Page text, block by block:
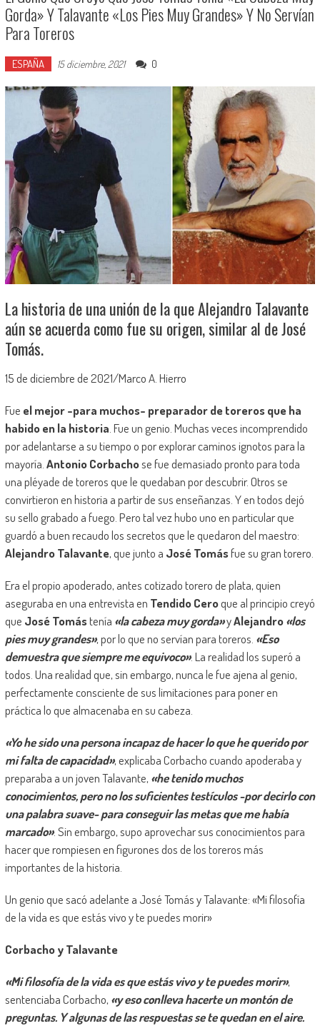
Gorda» Y Talavante «los Pies Muy Grandes» Y No Servían
Para Toreros
ESPAÑA 15 diciembre, 2021 0
La historia de una unión de la que Alejandro Talavante
aún se acuerda como fue su origen, similar al de José
Tomás.
15 de diciembre de 2021/Marco A. Hierro
Fue el mejor -para muchos- preparador de toreros que ha
habido en la historia . Fue un genio. Muchas veces incomprendido
por adelantarse a su tiempo o por explorar caminos ignotos para la
mayoría. Antonio Corbachose fue demasiado pronto para toda
una pléyade de toreros que le quedaban por descubrir. Otros se
convirtieron en historia a partir de sus enseñanzas. Y en todos dejó
su sello grabado a fuego. Pero tal vez hubo uno en particular que
guardó a buen recaudo los secretos que le quedaron del maestro:
Alejandro Talavante, que junto a José Tomásfue su gran torero.
Era el propio apoderado, antes cotizado torero de plata, quien
aseguraba en una entrevista en Tendido Ceroque al principio creyó
que José Tomástenía «la cabeza muy gorda»yAlejandro«los
pies muy grandes», por lo que no servían para toreros. «Eso
demuestra que siempre me equivoco». La realidad los superó a
todos. Una realidad que, sin embargo, nunca le fue ajena al genio,
perfectamente consciente de sus limitaciones para poner en
práctica lo que almacenaba en su cabeza.
«Yo he sido una persona incapaz de hacer lo que he querido por
mi falta de capacidad», explicaba Corbacho cuando apoderaba y
preparaba a un joven Talavante, «he tenido muchos
conocimientos, pero no los suficientes testículos -por decirlo con
una palabra suave- para conseguir las metas que me había
marcado». Sin embargo, supo aprovechar sus conocimientos para
hacer que rompiesen en figurones dos de los toreros más
importantes de la historia.
Un genio que sacó adelante a José Tomás y Talavante: «Mi filosofía
de la vida es que estás vivo y te puedes morir»
Corbacho y Talavante
«Mi filosofía de la vida es que estás vivo y te puedes morir»,
sentenciaba Corbacho, «y eso conlleva hacerte un montón de
preguntas. Y algunas de las respuestas se te quedan en el aire.